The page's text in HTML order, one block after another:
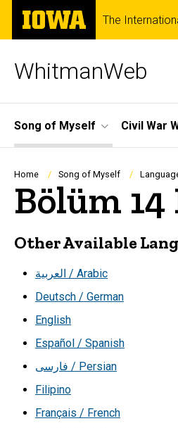
Skip
main
The
University
of
The
WhitmanWeb
Site
Main
Navigation
Song of Myself Civil War
Breadcrumb
Home Song of Myself
Bölüm
Other Available
العربية / Arabic
Deutsch / German
English
Español / Spanish
فارسی / Persian
Filipino
Français / French